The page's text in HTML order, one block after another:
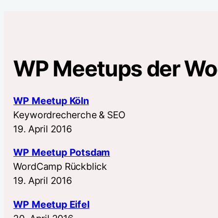
WP Meetups der
WP Meetup Köln
Keywordrecherche & SEO
19. April 2016
WP Meetup Potsdam
WordCamp Rückblick
19. April 2016
WP Meetup Eifel